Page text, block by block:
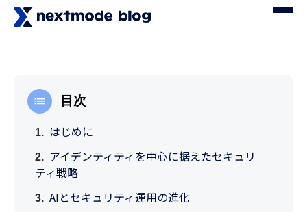
目次
はじめに
アイデンティティを中心に据えたセキュリ
ティ戦略
AIとセキュリティ運用の進化